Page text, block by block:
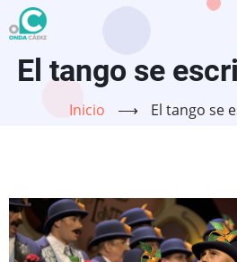
Pasar
al
contenido
principal
El tango se
Inicio ⟶ El tango se